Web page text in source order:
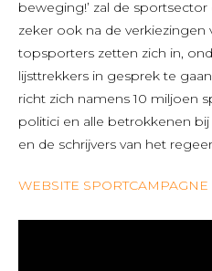
beweging!’ zal de
zeker ook na de verkiezingen
topsporters zetten zich in,
lijsttrekkers in gesprek te
richt zich namens 10 miljoen
politici en alle betrokkenen
en de schrijvers van het
WEBSITE SPORTCAMPAGNE